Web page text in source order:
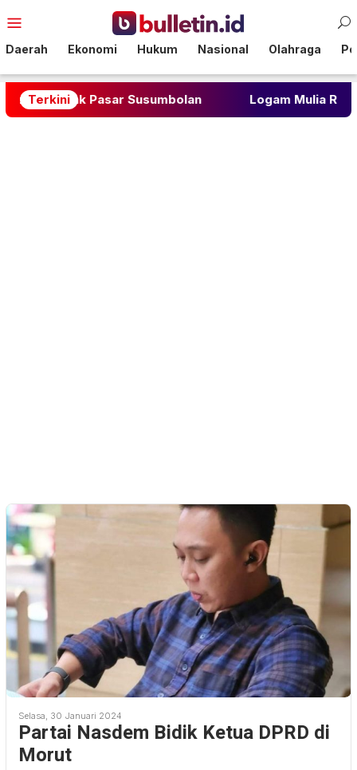
ke
Mobile
Daerah Ekonomi Hukum Nasional Olahraga
Terkini
Pasar Susumbolan Logam Mulia Rilis Seri
Selasa, 30 Januari 2024
Partai Nasdem Bidik Ketua DPRD di
Morut